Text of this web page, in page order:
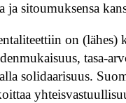
ja sitoumuksensa
on (lähes)
tasa-
solidaarisuus.